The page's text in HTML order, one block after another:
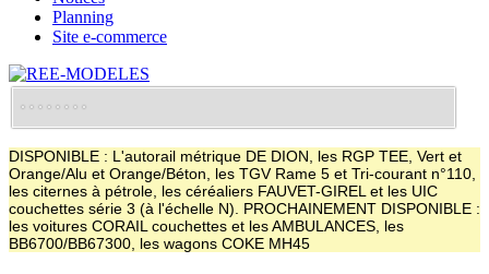
Planning
Site e-commerce
DISPONIBLE : L'autorail métrique DE DION, les RGP TEE, Vert et
Orange/Alu et Orange/Béton, les TGV Rame 5 et Tri-courant n°110,
les citernes à pétrole, les céréaliers FAUVET-GIREL et les UIC
couchettes série 3 (à l'échelle N). PROCHAINEMENT DISPONIBLE :
les voitures CORAIL couchettes et les AMBULANCES, les
BB6700/BB67300, les wagons COKE MH45